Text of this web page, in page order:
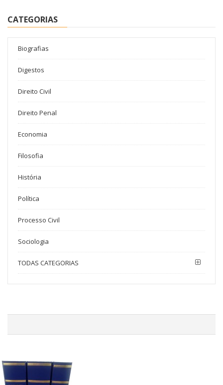
CATEGORIAS
Biografias
Digestos
Direito Civil
Direito Penal
Economia
Filosofia
História
Política
Processo Civil
Sociologia
TODAS CATEGORIAS